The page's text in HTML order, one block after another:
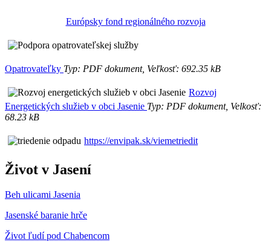
Európsky fond regionálného rozvoja
Opatrovateľky Typ: PDF dokument, Veľkosť: 692.35 kB
Rozvoj
Energetických služieb v obci Jasenie Typ: PDF dokument, Velkosť:
68.23 kB
https://envipak.sk/viemetriedit
Život v Jasení
Beh ulicami Jasenia
Jasenské baranie hrče
Život ľudí pod Chabencom